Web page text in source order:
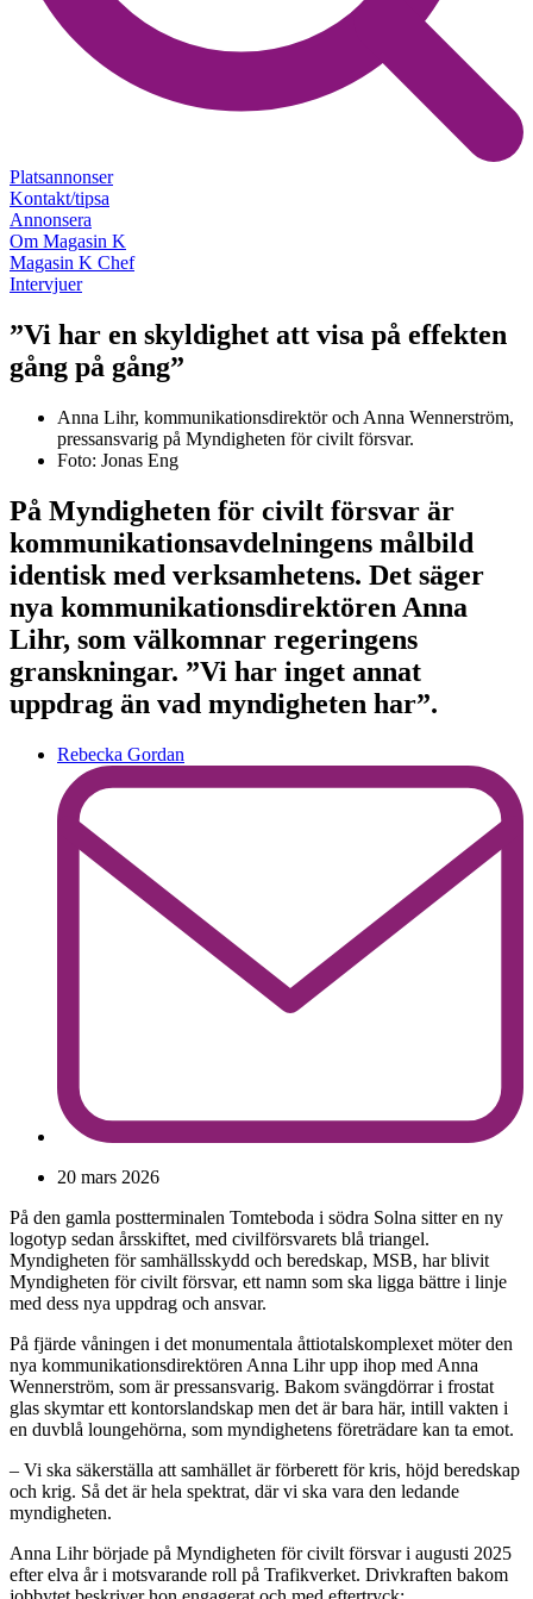
Platsannonser
Kontakt/tipsa
Annonsera
Om Magasin K
Magasin K Chef
Intervjuer
”Vi har en skyldighet att visa på effekten
gång på gång”
Anna Lihr, kommunikationsdirektör och Anna Wennerström,
pressansvarig på Myndigheten för civilt försvar.
Foto: Jonas Eng
På Myndigheten för civilt försvar är
kommunikationsavdelningens målbild
identisk med verksamhetens. Det säger
nya kommunikationsdirektören Anna
Lihr, som välkomnar regeringens
granskningar. ”Vi har inget annat
uppdrag än vad myndigheten har”.
Rebecka Gordan
20 mars 2026
På den gamla postterminalen Tomteboda i södra Solna sitter en ny
logotyp sedan årsskiftet, med civilförsvarets blå triangel.
Myndigheten för samhällsskydd och beredskap, MSB, har blivit
Myndigheten för civilt försvar, ett namn som ska ligga bättre i linje
med dess nya uppdrag och ansvar.
På fjärde våningen i det monumentala åttiotalskomplexet möter den
nya kommunikationsdirektören Anna Lihr upp ihop med Anna
Wennerström, som är pressansvarig. Bakom svängdörrar i frostat
glas skymtar ett kontorslandskap men det är bara här, intill vakten i
en duvblå loungehörna, som myndighetens företrädare kan ta emot.
– Vi ska säkerställa att samhället är förberett för kris, höjd beredskap
och krig. Så det är hela spektrat, där vi ska vara den ledande
myndigheten.
Anna Lihr började på Myndigheten för civilt försvar i augusti 2025
efter elva år i motsvarande roll på Trafikverket. Drivkraften bakom